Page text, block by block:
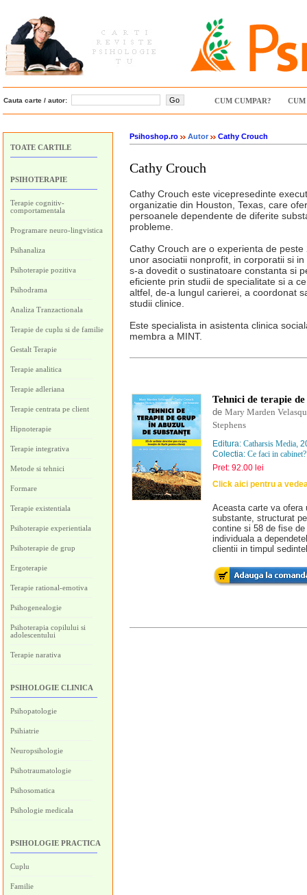
Cauta carte / autor: CUM CUMPAR? CUM
TOATE CARTILE
PSIHOTERAPIE
Terapie cognitiv-
comportamentala
Programare neuro-lingvistica
Psihanaliza
Psihoterapie pozitiva
Psihodrama
Analiza Tranzactionala
Terapie de cuplu si de familie
Gestalt Terapie
Terapie analitica
Terapie adleriana
Terapie centrata pe client
Hipnoterapie
Terapie integrativa
Metode si tehnici
Formare
Terapie existentiala
Psihoterapie experientiala
Psihoterapie de grup
Ergoterapie
Terapie rational-emotiva
Psihogenealogie
Psihoterapia copilului si
adolescentului
Terapie narativa
PSIHOLOGIE CLINICA
Psihopatologie
Psihiatrie
Neuropsihologie
Psihotraumatologie
Psihosomatica
Psihologie medicala
PSIHOLOGIE PRACTICA
Cuplu
Familie
Psihoshop.ro Autor Cathy Crouch
Cathy Crouch
Cathy Crouch este vicepresedinte
organizatie din Houston, Texas, care
persoanele dependente de diferite
probleme.
Cathy Crouch are o experienta de
unor asociatii nonprofit, in corporatii si
s-a dovedit o sustinatoare constanta si
eficiente prin studii de specialitate si a
altfel, de-a lungul carierei, a coordonat
studii clinice.
Este specialista in asistenta clinica
membra a MINT.
Tehnici de terapie
de Mary Marden
Stephens
Editura: Catharsis Media,
Colectia: Ce faci in cabinet?
Pret: 92.00 lei
Click aici pentru a
Aceasta carte va ofera
substante, structurat
contine si 58 de fise
individuala a
clientii in timpul